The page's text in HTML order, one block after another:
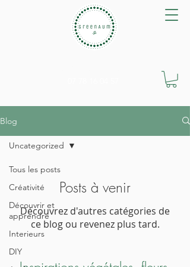
Blog
Tous les posts
Créativité
Découvrir et
apprendre
Interieurs
DIY
Uncategorized
Posts à venir
Découvrez d'autres catégories de
ce blog ou revenez plus tard.